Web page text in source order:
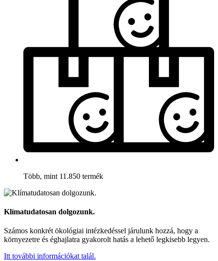
Több, mint 11.850 termék
Klímatudatosan dolgozunk.
Számos konkrét ökológiai intézkedéssel járulunk hozzá, hogy a
környezetre és éghajlatra gyakorolt hatás a lehető legkisebb legyen.
Itt további információkat talál.